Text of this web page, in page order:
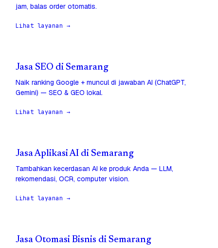
jam, balas order otomatis.
Lihat layanan →
Jasa SEO di Semarang
Naik ranking Google + muncul di jawaban AI (ChatGPT,
Gemini) — SEO & GEO lokal.
Lihat layanan →
Jasa Aplikasi AI di Semarang
Tambahkan kecerdasan AI ke produk Anda — LLM,
rekomendasi, OCR, computer vision.
Lihat layanan →
Jasa Otomasi Bisnis di Semarang